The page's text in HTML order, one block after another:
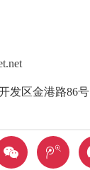
发区金港路86号